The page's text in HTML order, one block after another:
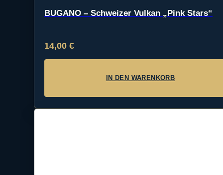
BUGANO – Schweizer Vulkan „Pink Stars“
14,00 €
IN DEN WARENKORB